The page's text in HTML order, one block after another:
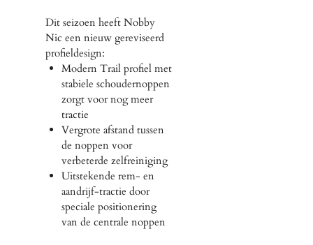
Dit seizoen heeft Nobby
Nic een nieuw gereviseerd
profieldesign:
Modern Trail profiel met
stabiele schoudernoppen
zorgt voor nog meer
tractie
Vergrote afstand tussen
de noppen voor
verbeterde zelfreiniging
Uitstekende rem- en
aandrijf-tractie door
speciale positionering
van de centrale noppen